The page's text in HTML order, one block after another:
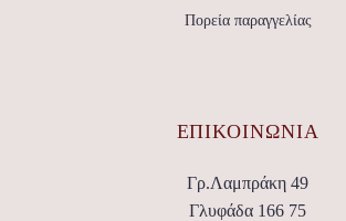
Πορεία παραγγελίας
ΕΠΙΚΟΙΝΩΝΊΑ
Γρ.Λαμπράκη 49
Γλυφάδα 166 75